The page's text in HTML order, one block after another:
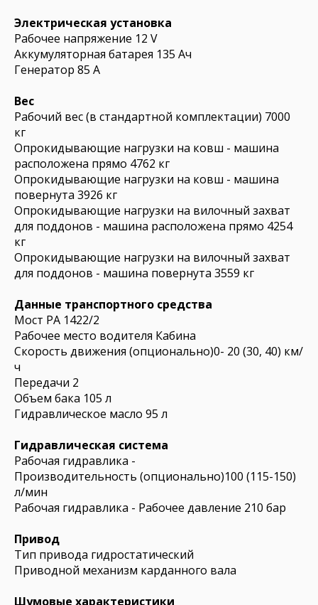
Электрическая установка
Рабочее напряжение 12 V
Аккумуляторная батарея 135 Ач
Генератор 85 A
Вес
Рабочий вес (в стандартной комплектации) 7000
кг
Опрокидывающие нагрузки на ковш - машина
расположена прямо 4762 кг
Опрокидывающие нагрузки на ковш - машина
повернута 3926 кг
Опрокидывающие нагрузки на вилочный захват
для поддонов - машина расположена прямо 4254
кг
Опрокидывающие нагрузки на вилочный захват
для поддонов - машина повернута 3559 кг
Данные транспортного средства
Мост PA 1422/2
Рабочее место водителя Кабина
Скорость движения (опционально)0- 20 (30, 40) км/
ч
Передачи 2
Объем бака 105 л
Гидравлическое масло 95 л
Гидравлическая система
Рабочая гидравлика -
Производительность (опционально)100 (115-150)
л/мин
Рабочая гидравлика - Рабочее давление 210 бар
Привод
Тип привода гидростатический
Приводной механизм карданного вала
Шумовые характеристики